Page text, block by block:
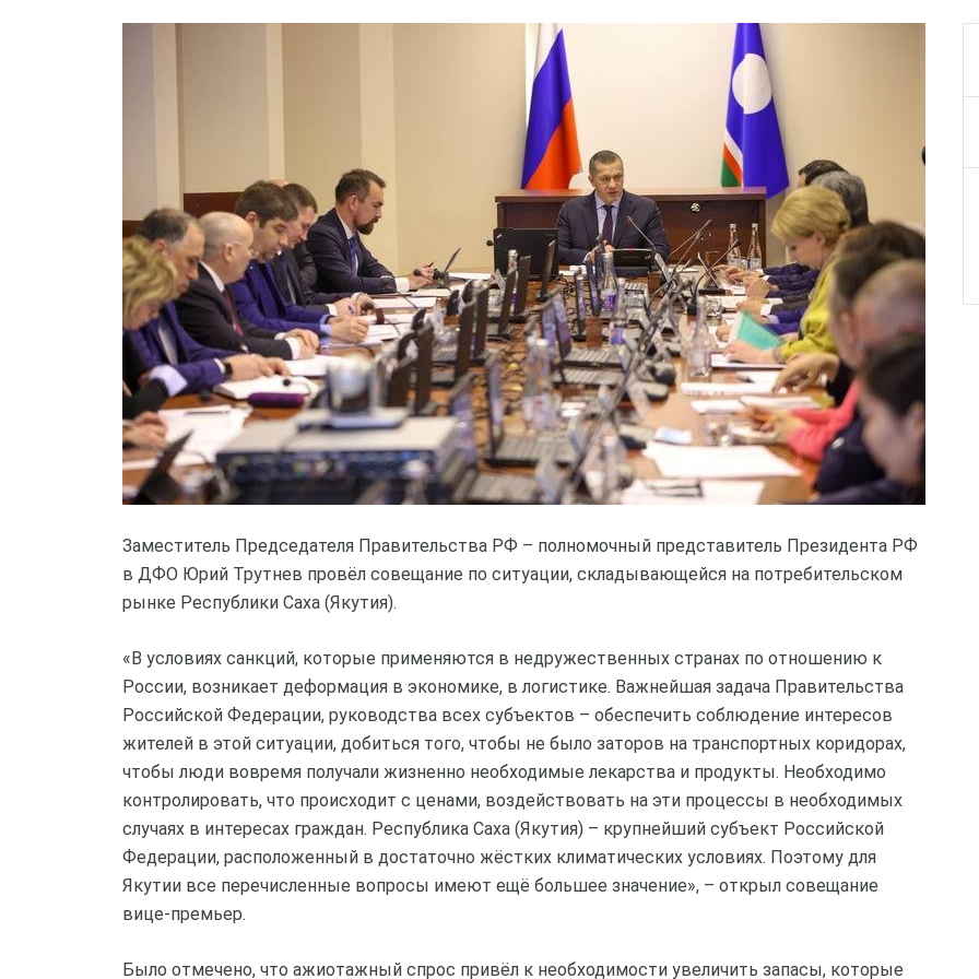
Заместитель Председателя Правительства РФ – полномочный представитель Президента РФ
в ДФО Юрий Трутнев провёл совещание по ситуации, складывающейся на потребительском
рынке Республики Саха (Якутия).
«В условиях санкций, которые применяются в недружественных странах по отношению к
России, возникает деформация в экономике, в логистике. Важнейшая задача Правительства
Российской Федерации, руководства всех субъектов – обеспечить соблюдение интересов
жителей в этой ситуации, добиться того, чтобы не было заторов на транспортных коридорах,
чтобы люди вовремя получали жизненно необходимые лекарства и продукты. Необходимо
контролировать, что происходит с ценами, воздействовать на эти процессы в необходимых
случаях в интересах граждан. Республика Саха (Якутия) – крупнейший субъект Российской
Федерации, расположенный в достаточно жёстких климатических условиях. Поэтому для
Якутии все перечисленные вопросы имеют ещё большее значение», – открыл совещание
вице-премьер.
Было отмечено, что ажиотажный спрос привёл к необходимости увеличить запасы, которые